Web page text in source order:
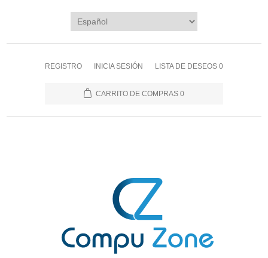
REGISTRO INICIA SESIÓN LISTA DE DESEOS 0
CARRITO DE COMPRAS 0